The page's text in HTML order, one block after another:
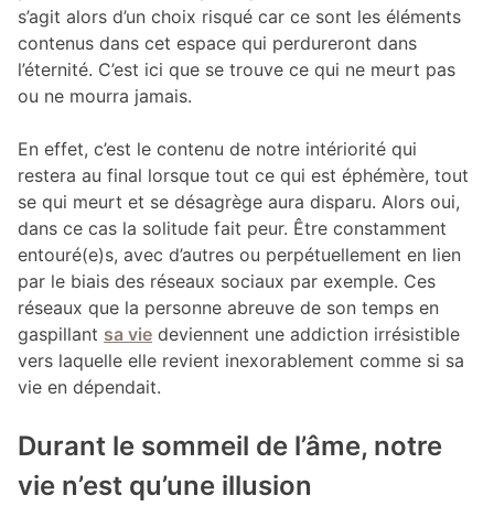
s’agit alors d’un choix risqué car ce sont les éléments
contenus dans cet espace qui perdureront dans
l’éternité. C’est ici que se trouve ce qui ne meurt pas
ou ne mourra jamais.
En effet, c’est le contenu de notre intériorité qui
restera au final lorsque tout ce qui est éphémère, tout
se qui meurt et se désagrège aura disparu. Alors oui,
dans ce cas la solitude fait peur. Être constamment
entouré(e)s, avec d’autres ou perpétuellement en lien
par le biais des réseaux sociaux par exemple. Ces
réseaux que la personne abreuve de son temps en
gaspillant sa vie deviennent une addiction irrésistible
vers laquelle elle revient inexorablement comme si sa
vie en dépendait.
Durant le sommeil de l’âme, notre
vie n’est qu’une illusion